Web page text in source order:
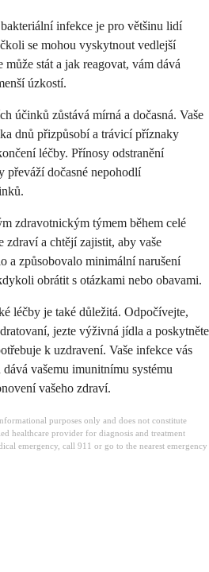
infekce je pro většinu lidí
se mohou vyskytnout vedlejší
stát a jak reagovat, vám dává
úzkostí.
účinků zůstává mírná a dočasná. Vaše
dnů přizpůsobí a trávicí příznaky
léčby. Přínosy odstranění
převáží dočasné nepohodlí
zdravotnickým týmem během celé
zdraví a chtějí zajistit, aby vaše
a způsobovalo minimální narušení
obrátit s otázkami nebo obavami.
léčby je také důležitá. Odpočívejte,
jezte výživná jídla a poskytněte
k uzdravení. Vaše infekce vás
vašemu imunitnímu systému
vašeho zdraví.
purposes only and does not constitute
healthcare provider for diagnosis and treatment
emergency, call 911 or go to the nearest emergency